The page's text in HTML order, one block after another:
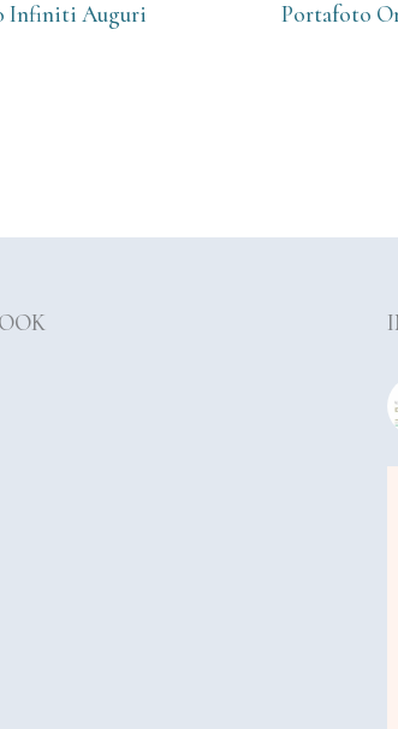
Infiniti Auguri Portafoto